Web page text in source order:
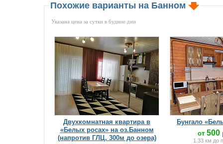
Похожие варианты на Банном
Указана цена за сутки в будние дни
Двухкомнатная квартира в
«Белых росах» на оз.Банном
(напротив ГЛЦ, 300м до озера)
Бунгало
от 500
1.33 км до